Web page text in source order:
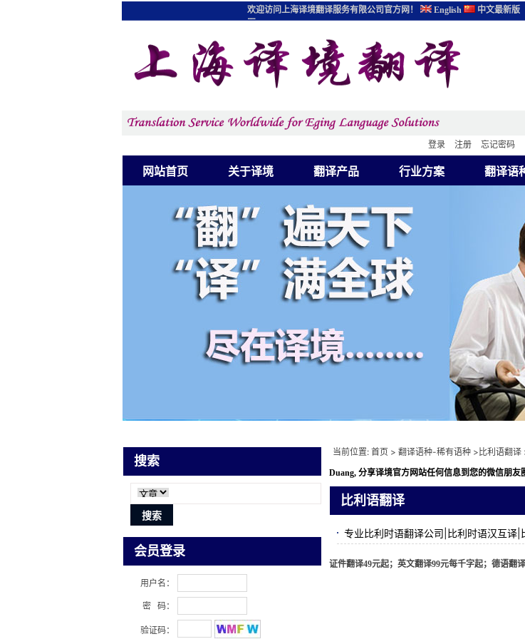
网站首页 关于译境 翻译产品 行业方案 翻译语
登录 注册 忘记密码
欢迎访问上海译境翻译服务有限公司官方网！ English 中文最新版
图
搜索
会员登录
用户名：
密 码：
验证码：
当前位置: 首页 > 翻译语种-稀有语种 > 比利语翻译
Duang, 分享译境官方网站任何信息到您的微信朋友
比利语翻译
专业比利时语翻译公司|比利时语汉互译
证件翻译49元起；英文翻译99元每千字起；德语翻